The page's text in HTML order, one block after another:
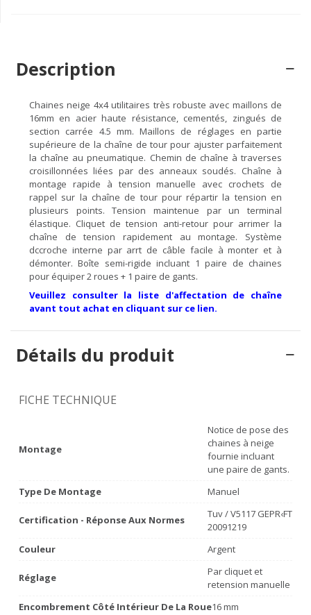
Description
Chaines neige 4x4 utilitaires très robuste avec maillons de
16mm en acier haute résistance, cementés, zingués de
section carrée 4.5 mm. Maillons de réglages en partie
supérieure de la chaîne de tour pour ajuster parfaitement
la chaîne au pneumatique. Chemin de chaîne à traverses
croisillonnées liées par des anneaux soudés. Chaîne à
montage rapide à tension manuelle avec crochets de
rappel sur la chaîne de tour pour répartir la tension en
plusieurs points. Tension maintenue par un terminal
élastique. Cliquet de tension anti-retour pour arrimer la
chaîne de tension rapidement au montage. Système
dccroche interne par arrt de câble facile à monter et à
démonter. Boîte semi-rigide incluant 1 paire de chaines
pour équiper 2 roues + 1 paire de gants.
Veuillez consulter la liste d'affectation de chaîne
avant tout achat en cliquant sur ce lien.
Détails du produit
FICHE TECHNIQUE
Montage
Notice de pose des
chaines à neige
fournie incluant
une paire de gants.
Type De Montage
Manuel
Certification - Réponse Aux Normes
Tuv / V5117 GEPR‹FT
20091219
Couleur
Argent
Réglage
Par cliquet et
retension manuelle
Encombrement Côté Intérieur De La Roue16 mm